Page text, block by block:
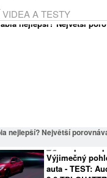
VIDEA A TESTY
nejlepší? Největší